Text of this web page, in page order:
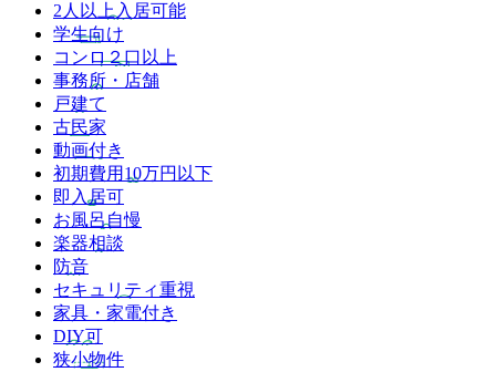
2人以上入居可能
学生向け
コンロ２口以上
事務所・店舗
戸建て
古民家
動画付き
初期費用10万円以下
即入居可
お風呂自慢
楽器相談
防音
セキュリティ重視
家具・家電付き
DIY可
狭小物件